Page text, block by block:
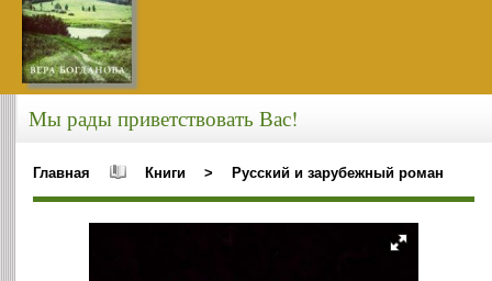
Мы рады приветствовать Вас!
Главная Книги > Русский и зарубежный роман